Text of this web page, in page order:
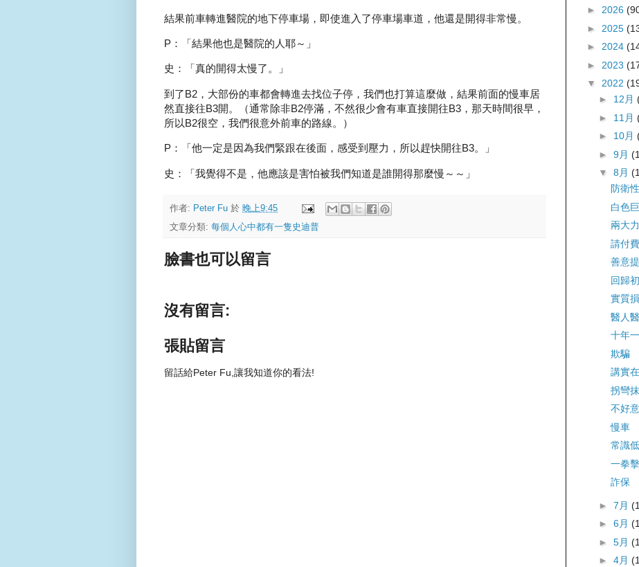
結果前車轉進醫院的地下停車場，即使進入了停車場車道，他還是開得非常慢。
P：「結果他也是醫院的人耶～」
史：「真的開得太慢了。」
到了B2，大部份的車都會轉進去找位子停，我們也打算這麼做，結果前面的慢車居
然直接往B3開。（通常除非B2停滿，不然很少會有車直接開往B3，那天時間很早，
所以B2很空，我們很意外前車的路線。）
P：「他一定是因為我們緊跟在後面，感受到壓力，所以趕快開往B3。」
史：「我覺得不是，他應該是害怕被我們知道是誰開得那麼慢～～」
作者: Peter Fu 於 晚上9:45
文章分類: 每個人心中都有一隻史迪普
臉書也可以留言
沒有留言:
張貼留言
留話給Peter Fu,讓我知道你的看法!
► 2026
► 2025
► 2024
► 2023
▼ 2022
► 12月
► 11月
► 10月
► 9月
▼ 8月
防衛
白色
兩大
請付費
善意
回歸
實質
醫人
十年
欺騙
講實
拐彎
不好
慢車
常識
一拳
詐保
► 7月
► 6月
► 5月
► 4月